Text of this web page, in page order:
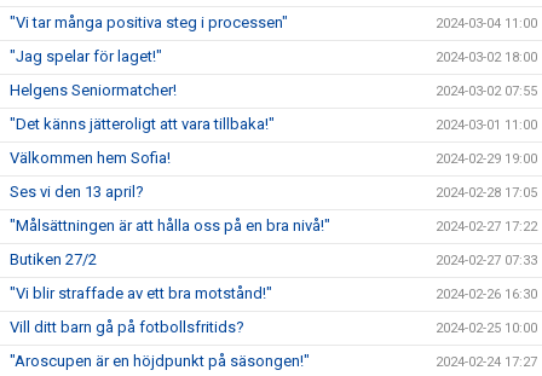
"Vi tar många positiva steg i processen" 2024-03-04 11:00
"Jag spelar för laget!" 2024-03-02 18:00
Helgens Seniormatcher! 2024-03-02 07:55
"Det känns jätteroligt att vara tillbaka!" 2024-03-01 11:00
Välkommen hem Sofia! 2024-02-29 19:00
Ses vi den 13 april? 2024-02-28 17:05
"Målsättningen är att hålla oss på en bra nivå!" 2024-02-27 17:22
Butiken 27/2 2024-02-27 07:33
"Vi blir straffade av ett bra motstånd!" 2024-02-26 16:30
Vill ditt barn gå på fotbollsfritids? 2024-02-25 10:00
"Aroscupen är en höjdpunkt på säsongen!" 2024-02-24 17:27